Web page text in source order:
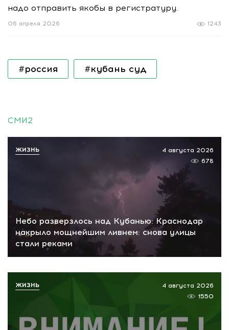
надо отправить якобы в регистратуру.
1243
06 апреля 2026
#россия #кубань суд
СМИ2
Небо разверзлось над Кубанью: Краснодар
накрыло мощнейшим ливнем: снова улицы
стали реками
4 августа 2026
678
ЖИЗНЬ
4 августа 2026
1550
ЖИЗНЬ